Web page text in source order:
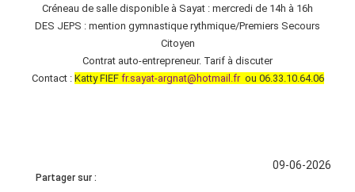
Créneau de salle disponible à Sayat : mercredi de 14h à 16h
DES JEPS : mention gymnastique rythmique/Premiers Secours
Citoyen
Contrat auto-entrepreneur. Tarif à discuter
Contact : Katty FIEF fr.sayat-argnat@hotmail.frou 06.33.10.64.06
09-06-2026
Partager sur :